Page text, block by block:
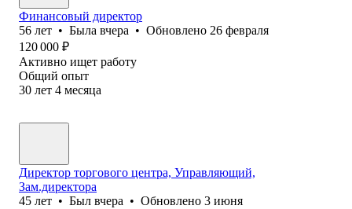
Финансовый директор
56 лет • Была вчера • Обновлено 26 февраля
120 000 ₽
Активно ищет работу
Общий опыт
30 лет 4 месяца
Директор торгового центра, Управляющий,
Зам.директора
45 лет • Был вчера • Обновлено 3 июня